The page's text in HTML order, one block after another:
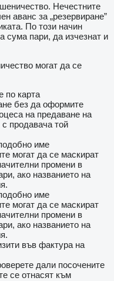
Нечестните
аванс за „резервиране”
По този начин
сума пари, да изчезнат и
могат да се
по карта
без да оформите
на предаване на
продавача той
име
могат да се маскират
промени в
ако названието на
име
могат да се маскират
промени в
ако названието на
във фактура на
дали посочените
се отнасят към